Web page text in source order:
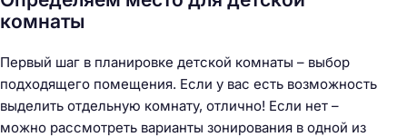
комнаты
Первый шаг в планировке детской комнаты – выбор
подходящего помещения. Если у вас есть возможность
выделить отдельную комнату, отлично! Если нет –
можно рассмотреть варианты зонирования в одной из